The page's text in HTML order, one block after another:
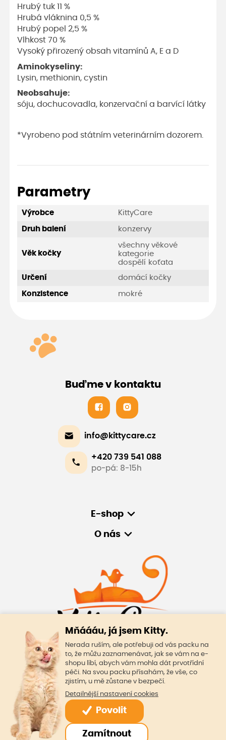
Skladem
59 Kč
včetněDPH
Hrubý tuk 11 %
Hrubá vláknina 0,5 %
Hrubý popel 2,5 %
Vlhkost 70 %
Vysoký přirozený obsah vitamínů A, E a D
Aminokyseliny:
Lysin, methionin, cystin
Neobsahuje:
sóju, dochucovadla, konzervační a barvící látky
*Vyrobeno pod státním veterinárním dozorem.
Parametry
Výrobce KittyCare
Druh balení konzervy
Věk kočky
všechny věkové
kategorie
dospělí koťata
Určení domácí kočky
Konzistence mokré
Buďme v kontaktu
info@kittycare.cz
+420 739 541 088
po-pá: 8-15h
E-shop
O nás
© Oficiální stránky KittyCare
KittyCare s.r.o.
362 25 Božičany 167
IČO: 19061960
DIČ: CZ19061960
číslo účtu KB: 131-151830247/0100
Made by
Mňáááu, já jsem Kitty.
Nerada ruším, ale potřebuji od vás packu na
to, že můžu zaznamenávat, jak se vám na e-
shopu líbí, abych vám mohla dát prvotřídní
péči. Na svou packu přísahám, že vše, co
zjistím, u mě zůstane v bezpečí.
Detailnější nastavení cookies
Povolit
Zamítnout